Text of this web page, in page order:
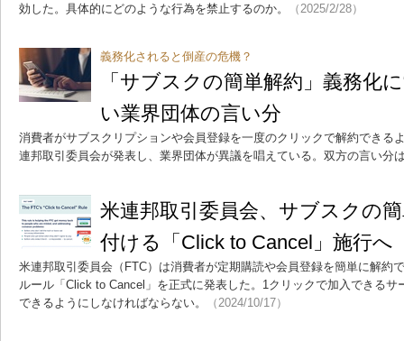
効した。具体的にどのような行為を禁止するのか。
（2025/2/28）
義務化されると倒産の危機？
「サブスクの簡単解約」義務化
い業界団体の言い分
消費者がサブスクリプションや会員登録を一度のクリックで解約できる
連邦取引委員会が発表し、業界団体が異議を唱えている。双方の言い分
米連邦取引委員会、サブスクの
付ける「Click to Cancel」施行へ
米連邦取引委員会（FTC）は消費者が定期購読や会員登録を簡単に解約
ルール「Click to Cancel」を正式に発表した。1クリックで加入できる
できるようにしなければならない。
（2024/10/17）